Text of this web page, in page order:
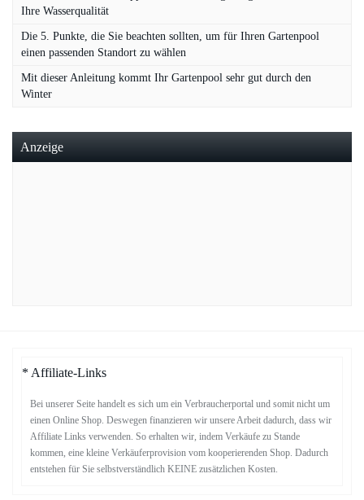
Ihre Wasserqualität
Die 5. Punkte, die Sie beachten sollten, um für Ihren Gartenpool
einen passenden Standort zu wählen
Mit dieser Anleitung kommt Ihr Gartenpool sehr gut durch den
Winter
Anzeige
* Affiliate-Links
Bei unserer Seite handelt es sich um ein Verbraucherportal und somit nicht um
einen Online Shop. Deswegen finanzieren wir unsere Arbeit dadurch, dass wir
Affiliate Links verwenden. So erhalten wir, indem Verkäufe zu Stande
kommen, eine kleine Verkäuferprovision vom kooperierenden Shop. Dadurch
entstehen für Sie selbstverständlich KEINE zusätzlichen Kosten.